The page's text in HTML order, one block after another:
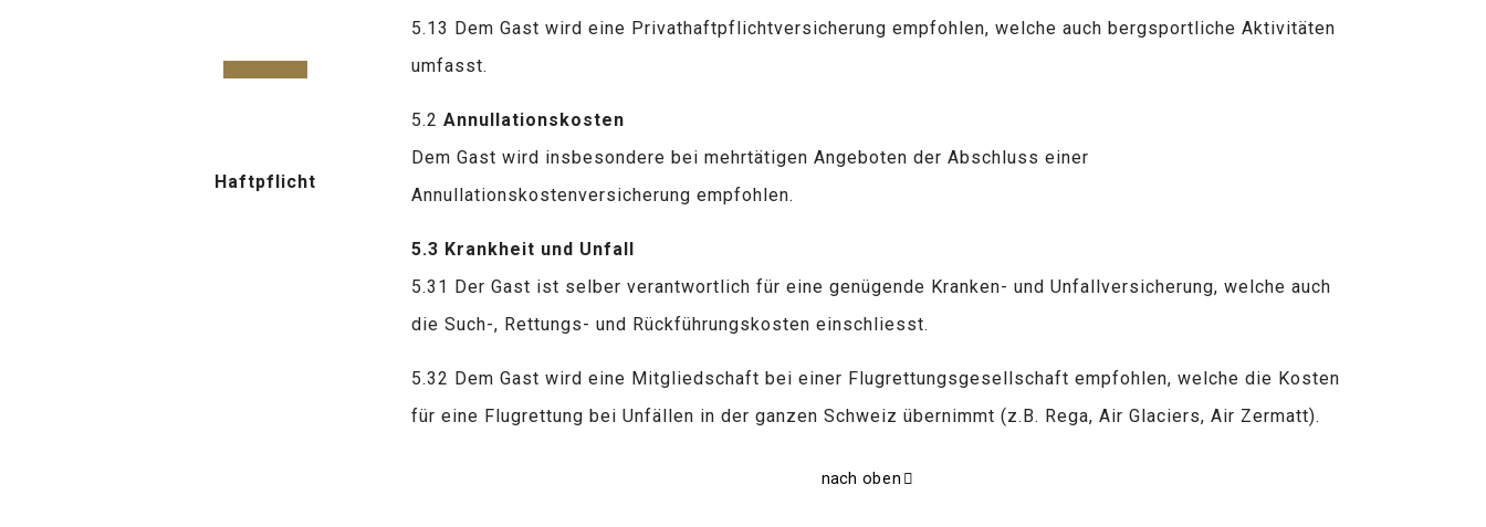
Haftpflicht
5.13 Dem Gast wird eine Privathaftpflichtversicherung empfohlen, welche auch bergsportliche Aktivitäten
umfasst.
5.2 Annullationskosten
Dem Gast wird insbesondere bei mehrtätigen Angeboten der Abschluss einer
Annullationskostenversicherung empfohlen.
5.3 Krankheit und Unfall
5.31 Der Gast ist selber verantwortlich für eine genügende Kranken- und Unfallversicherung, welche auch
die Such-, Rettungs- und Rückführungskosten einschliesst.
5.32 Dem Gast wird eine Mitgliedschaft bei einer Flugrettungsgesellschaft empfohlen, welche die Kosten
für eine Flugrettung bei Unfällen in der ganzen Schweiz übernimmt (z.B. Rega, Air Glaciers, Air Zermatt).
nach oben